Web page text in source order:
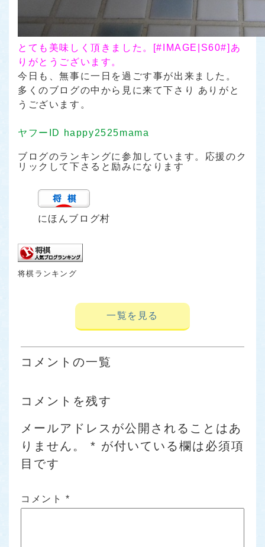
とても美味しく頂きました。[#IMAGE|S60#]あ
りがとうございます。
今日も、無事に一日を過ごす事が出来ました。
多くのブログの中から見に来て下さり ありがと
うございます。
ヤフーID happy2525mama
ブログのランキングに参加しています。応援のク
リックして下さると励みになります
にほんブログ村
将棋ランキング
一覧を見る
コメントの一覧
コメントを残す
メールアドレスが公開されることはあ
りません。
* が付いている欄は必須項
目です
コメント *